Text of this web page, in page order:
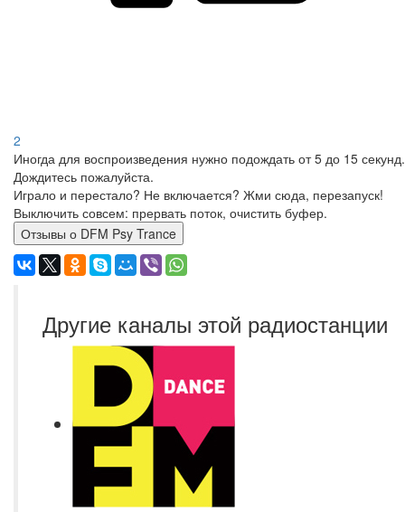
2
Иногда для воспроизведения нужно подождать от 5 до 15 секунд.
Дождитесь пожалуйста.
Играло и перестало? Не включается? Жми сюда, перезапуск!
Выключить совсем: прервать поток, очистить буфер.
Отзывы о DFM Psy Trance
Другие каналы этой радиостанции